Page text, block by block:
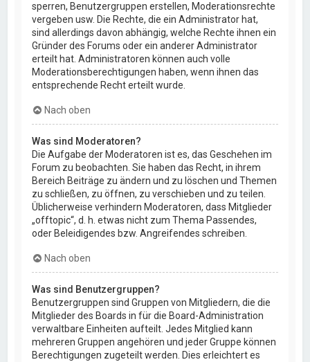
sperren, Benutzergruppen erstellen, Moderationsrechte
vergeben usw. Die Rechte, die ein Administrator hat,
sind allerdings davon abhängig, welche Rechte ihnen ein
Gründer des Forums oder ein anderer Administrator
erteilt hat. Administratoren können auch volle
Moderationsberechtigungen haben, wenn ihnen das
entsprechende Recht erteilt wurde.
Nach oben
Was sind Moderatoren?
Die Aufgabe der Moderatoren ist es, das Geschehen im
Forum zu beobachten. Sie haben das Recht, in ihrem
Bereich Beiträge zu ändern und zu löschen und Themen
zu schließen, zu öffnen, zu verschieben und zu teilen.
Üblicherweise verhindern Moderatoren, dass Mitglieder
„offtopic“, d. h. etwas nicht zum Thema Passendes,
oder Beleidigendes bzw. Angreifendes schreiben.
Nach oben
Was sind Benutzergruppen?
Benutzergruppen sind Gruppen von Mitgliedern, die die
Mitglieder des Boards in für die Board-Administration
verwaltbare Einheiten aufteilt. Jedes Mitglied kann
mehreren Gruppen angehören und jeder Gruppe können
Berechtigungen zugeteilt werden. Dies erleichtert es